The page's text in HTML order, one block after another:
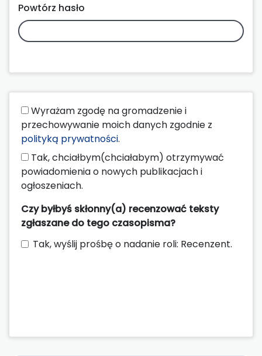
Powtórz hasło
przechowywanie moich danych zgodnie z
polityką prywatności.
powiadomienia o nowych publikacjach i
ogłoszeniach.
Czy byłbyś skłonny(a) recenzować teksty
zgłaszane do tego czasopisma?
Tak, wyślij prośbę o nadanie roli: Recenzent.